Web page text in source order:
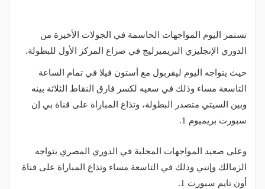
تستمر اليوم المواجهات الحاسمة في الجولات الأخيرة من
الدوري الإنجليزي البريميرليج في صراع المركز الأول للبطولة.
حيث يتواجه اليوم ليفربول مع أستون فيلا في تمام الساعة
التاسعة مساء وذلك في سعيه لكسر فارق النقاط الثلاثة بينه
وبين السيتي متصدر البطولة، وتذاع المباراة على قناة بي إن
سبورت بريميوم 1.
وعلى صعيد المواجهات المحلية في الدوري المصري يتواجه
الزمالك وإنبي وذلك في التاسعة مساء وتذاع المباراة على قناة
أون تايم سبورت 1.